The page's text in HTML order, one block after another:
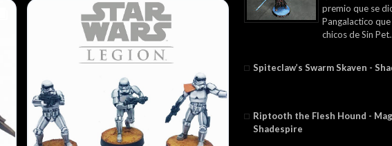
premio que se
Pangalactico
chicos de Sin
Spiteclaw’s Swarm Skaven -
Riptooth the Flesh Hound -
Shadespire